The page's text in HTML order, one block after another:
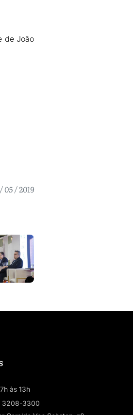
de João
05 / 2019
às 13h
3208-3300